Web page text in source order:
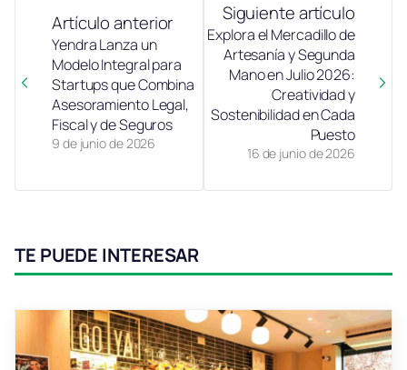
Artículo anterior
9 de junio de 2026
Yendra Lanza un
Modelo Integral para
Startups que Combina
Asesoramiento Legal,
Fiscal y de Seguros
Siguiente artículo
16 de junio de 2026
Explora el Mercadillo de
Artesanía y Segunda
Mano en Julio 2026:
Creatividad y
Sostenibilidad en Cada
Puesto
TE PUEDE INTERESAR